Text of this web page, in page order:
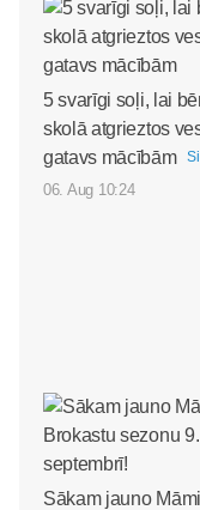
5 svarīgi soļi, lai
skolā atgrieztos
gatavs mācībām
06. Aug 10:24
Sākam jauno